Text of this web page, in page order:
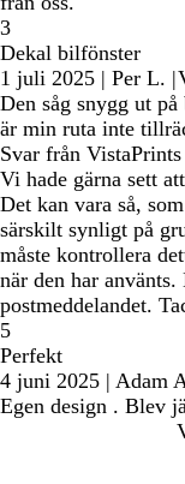
3
Dekal bilfönster
1 juli 2025 | Per L. |
Den såg snygg ut
är min ruta inte
Svar från
Vi hade gärna sett
Det kan vara så,
särskilt synligt på
måste kontrollera
när den har
postmeddelandet.
5
Perfekt
4 juni 2025 | Adam
Egen design . Blev